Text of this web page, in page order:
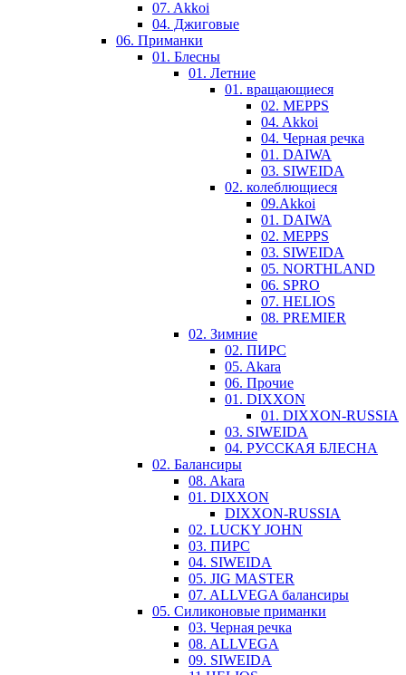
07. Akkoi
04. Джиговые
06. Приманки
01. Блесны
01. Летние
01. вращающиеся
02. MEPPS
04. Akkoi
04. Черная речка
01. DAIWA
03. SIWEIDA
02. колеблющиеся
09.Akkoi
01. DAIWA
02. MEPPS
03. SIWEIDA
05. NORTHLAND
06. SPRO
07. HELIOS
08. PREMIER
02. Зимние
02. ПИРС
05. Akara
06. Прочие
01. DIXXON
01. DIXXON-RUSSIA
03. SIWEIDA
04. РУССКАЯ БЛЕСНА
02. Балансиры
08. Akara
01. DIXXON
DIXXON-RUSSIA
02. LUCKY JOHN
03. ПИРС
04. SIWEIDA
05. JIG MASTER
07. ALLVEGA балансиры
05. Силиконовые приманки
03. Черная речка
08. ALLVEGA
09. SIWEIDA